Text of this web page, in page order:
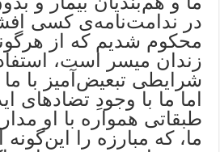
در ندامت‌نامه‌ی کسی
محکوم شدیم که از
زندان میسر است،
شرایطی تبعیض‌آمیز با
اما ما با وجودِ تضادهای
طبقاتی همواره با او
ما، که مبارزه را این‌گونه